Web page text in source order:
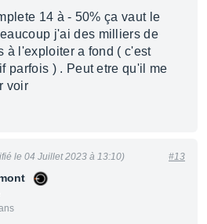
14 à - 50% ça vaut le
j'ai des milliers de
à l'exploiter a fond ( c'est
parfois ) . Peut etre qu'il me
voir
le 04 Juillet 2023 à 13:10) #13